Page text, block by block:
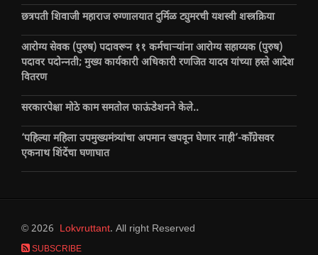
छत्रपती शिवाजी महाराज रुग्णालयात दुर्मिळ ट्युमरची यशस्वी शस्त्रक्रिया
आरोग्य सेवक (पुरुष) पदावरून ११ कर्मचाऱ्यांना आरोग्य सहाय्यक (पुरुष)
पदावर पदोन्नती; मुख्य कार्यकारी अधिकारी रणजित यादव यांच्या हस्ते आदेश
वितरण
सरकारपेक्षा मोठे काम समतोल फाऊंडेशनने केले..
‘पहिल्या महिला उपमुख्यमंत्र्यांचा अपमान खपवून घेणार नाही’-काँग्रेसवर
एकनाथ शिंदेंचा घणाघात
© 2026 Lokvruttant. All right Reserved
SUBSCRIBE